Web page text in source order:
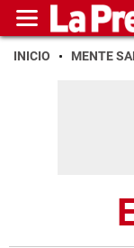
INICIO MENTE